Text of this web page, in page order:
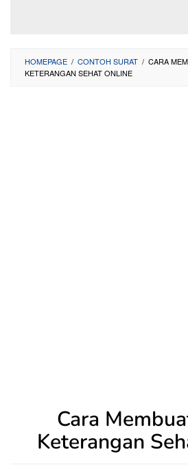
HOMEPAGE / CONTOH SURAT / CARA
KETERANGAN SEHAT ONLINE
Cara
Keterangan